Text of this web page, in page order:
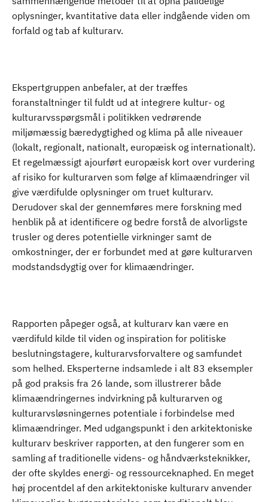
oplysninger, kvantitative data eller indgående viden om
forfald og tab af kulturarv.
Ekspertgruppen anbefaler, at der træffes
foranstaltninger til fuldt ud at integrere kultur- og
kulturarvsspørgsmål i politikken vedrørende
miljømæssig bæredygtighed og klima på alle niveauer
(lokalt, regionalt, nationalt, europæisk og internationalt).
Et regelmæssigt ajourført europæisk kort over vurdering
af risiko for kulturarven som følge af klimaændringer vil
give værdifulde oplysninger om truet kulturarv.
Derudover skal der gennemføres mere forskning med
henblik på at identificere og bedre forstå de alvorligste
trusler og deres potentielle virkninger samt de
omkostninger, der er forbundet med at gøre kulturarven
modstandsdygtig over for klimaændringer.
Rapporten påpeger også, at kulturarv kan være en
værdifuld kilde til viden og inspiration for politiske
beslutningstagere, kulturarvsforvaltere og samfundet
som helhed. Eksperterne indsamlede i alt 83 eksempler
på god praksis fra 26 lande, som illustrerer både
klimaændringernes indvirkning på kulturarven og
kulturarvsløsningernes potentiale i forbindelse med
klimaændringer. Med udgangspunkt i den arkitektoniske
kulturarv beskriver rapporten, at den fungerer som en
samling af traditionelle videns- og håndværksteknikker,
der ofte skyldes energi- og ressourceknaphed. En meget
høj procentdel af den arkitektoniske kulturarv anvender